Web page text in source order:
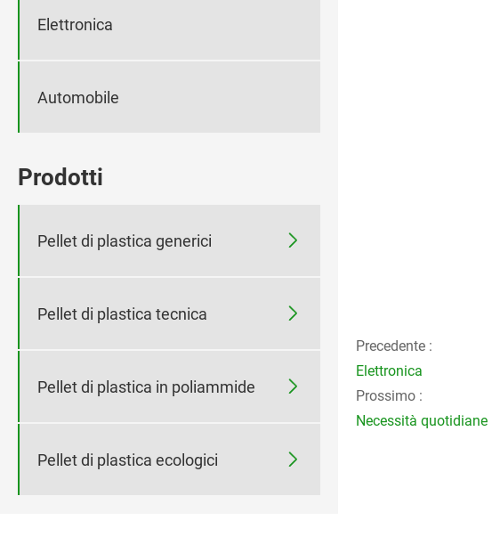
Elettronica
Automobile
Prodotti
Pellet di plastica generici 
Pellet di plastica tecnica 
Pellet di plastica in poliammide 
Pellet di plastica ecologici 
Precedente :
Elettronica
Prossimo :
Necessità quotidiane